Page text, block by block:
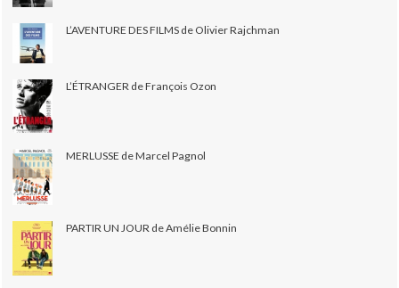
L’AVENTURE DES FILMS de Olivier Rajchman
L’ÉTRANGER de François Ozon
MERLUSSE de Marcel Pagnol
PARTIR UN JOUR de Amélie Bonnin